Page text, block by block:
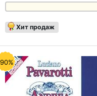
Хит продаж